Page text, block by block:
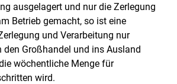
ausgelagert und nur die Zerlegung
Betrieb gemacht, so ist eine
und Verarbeitung nur
Großhandel und ins Ausland
wöchentliche Menge für
wird.